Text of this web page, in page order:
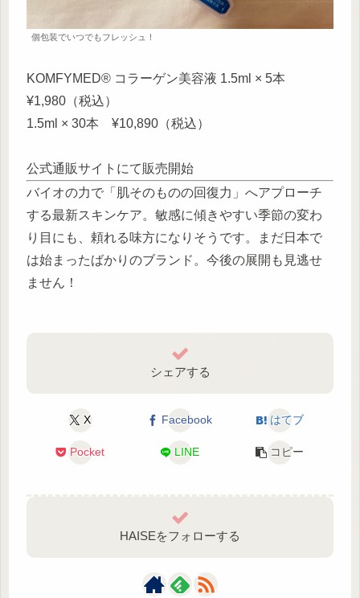
個包装でいつでもフレッシュ！
KOMFYMED® コラーゲン美容液 1.5ml × 5本
¥1,980（税込）
1.5ml × 30本 ¥10,890（税込）
公式通販サイトにて販売開始
バイオの力で「肌そのものの回復力」へアプローチ
する最新スキンケア。敏感に傾きやすい季節の変わ
り目にも、頼れる味方になりそうです。まだ日本で
は始まったばかりのブランド。今後の展開も見逃せ
ません！
シェアする
X Facebook はてブ
Pocket LINE コピー
HAISEをフォローする